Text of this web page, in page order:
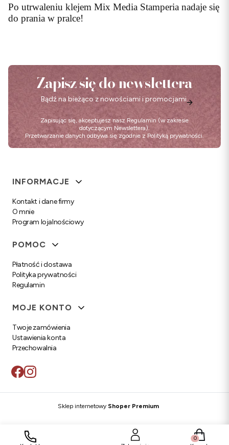
Po utrwaleniu klejem Mix Media Stamperia nadaje się
do prania w pralce!
Zapisz się do newslettera
Bądź na bieżąco z nowościami i promocjami.
Zapisując się, akceptujesz nasz Regulamin (w zakresie
dotyczącym Newslettera).
Przetwarzanie danych odbywa się zgodnie z Polityką prywatności.
Linki w stopce
INFORMACJE
Kontakt i dane firmy
O mnie
Program lojalnościowy
POMOC
Płatność i dostawa
Polityka prywatności
Regulamin
MOJE KONTO
Twoje zamówienia
Ustawienia konta
Przechowalnia
Sklep internetowy Shoper Premium
Produkty